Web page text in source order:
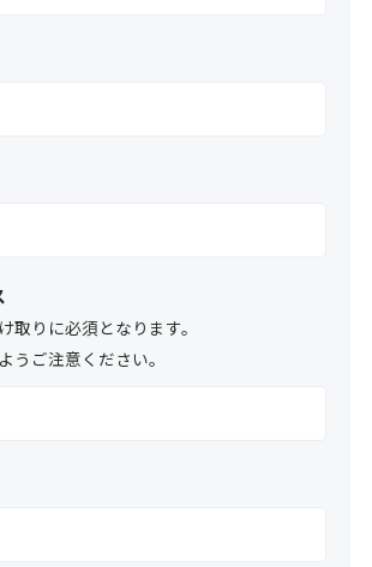
りに必須となります。
うご注意ください。